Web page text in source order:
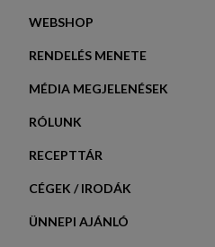
WEBSHOP
RENDELÉS MENETE
MÉDIA MEGJELENÉSEK
RÓLUNK
RECEPTTÁR
CÉGEK / IRODÁK
ÜNNEPI AJÁNLÓ